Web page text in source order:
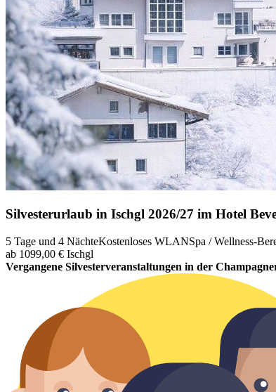
Silvesterurlaub in Ischgl 2026/27 im Hotel
5 Tage und 4 NächteKostenloses WLANSpa / Wellness-
ab 1099,00 € Ischgl
Vergangene Silvesterveranstaltungen in der